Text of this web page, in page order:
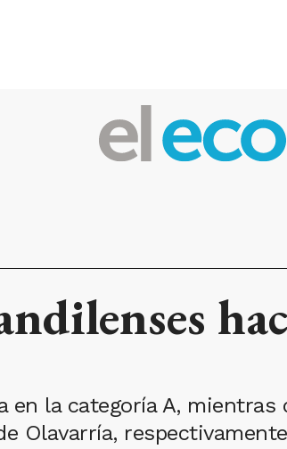
en la categoría A,
Olavarría, respectivamente